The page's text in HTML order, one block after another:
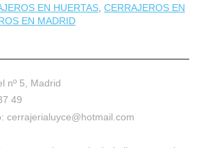
EN HUERTAS CERRAJEROS EN
EN MADRID
nº 5, Madrid
49
cerrajerialuyce@hotmail.com